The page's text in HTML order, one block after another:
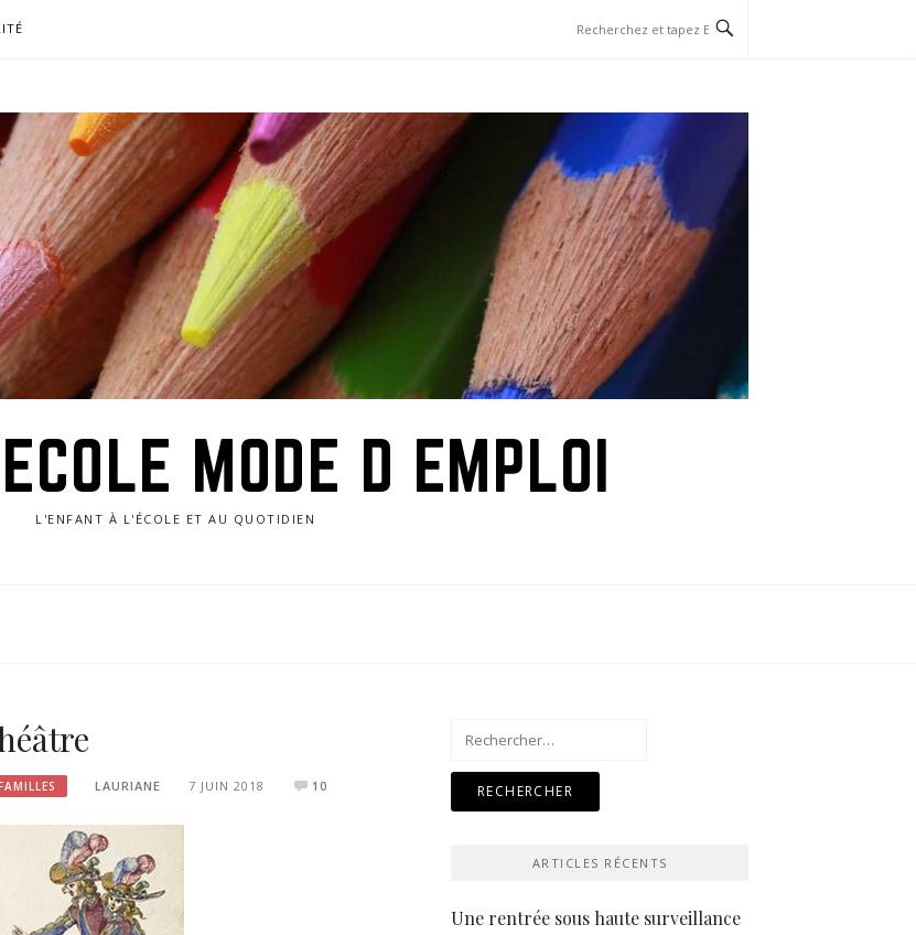
MODE D EMPLOI
L'ENFANT À L'ÉCOLE ET AU QUOTIDIEN
LAURIANE 7 JUIN 2018 10
Rechercher :
ARTICLES RÉCENTS
Une rentrée sous haute surveillance